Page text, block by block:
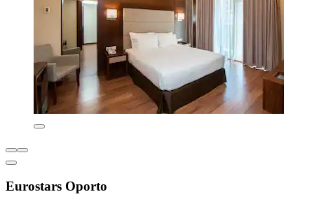
Eurostars Oporto